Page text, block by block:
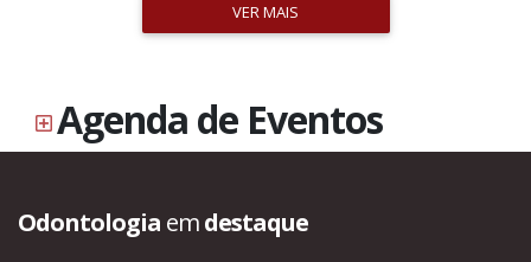
VER MAIS
Agenda de Eventos
Odontologia emdestaque